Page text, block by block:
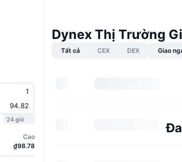
24 giờ
Cao
₫98.78
Dynex Thị Trường
Tất cả CEX DEX Giao